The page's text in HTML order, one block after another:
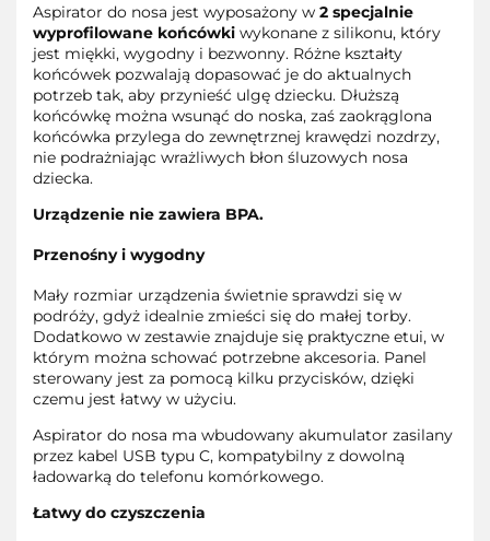
Aspirator do nosa jest wyposażony w 2 specjalnie
wyprofilowane końcówki wykonane z silikonu, który
jest miękki, wygodny i bezwonny. Różne kształty
końcówek pozwalają dopasować je do aktualnych
potrzeb tak, aby przynieść ulgę dziecku. Dłuższą
końcówkę można wsunąć do noska, zaś zaokrąglona
końcówka przylega do zewnętrznej krawędzi nozdrzy,
nie podrażniając wrażliwych błon śluzowych nosa
dziecka.
Urządzenie nie zawiera BPA.
Przenośny i wygodny
Mały rozmiar urządzenia świetnie sprawdzi się w
podróży, gdyż idealnie zmieści się do małej torby.
Dodatkowo w zestawie znajduje się praktyczne etui, w
którym można schować potrzebne akcesoria. Panel
sterowany jest za pomocą kilku przycisków, dzięki
czemu jest łatwy w użyciu.
Aspirator do nosa ma wbudowany akumulator zasilany
przez kabel USB typu C, kompatybilny z dowolną
ładowarką do telefonu komórkowego.
Łatwy do czyszczenia